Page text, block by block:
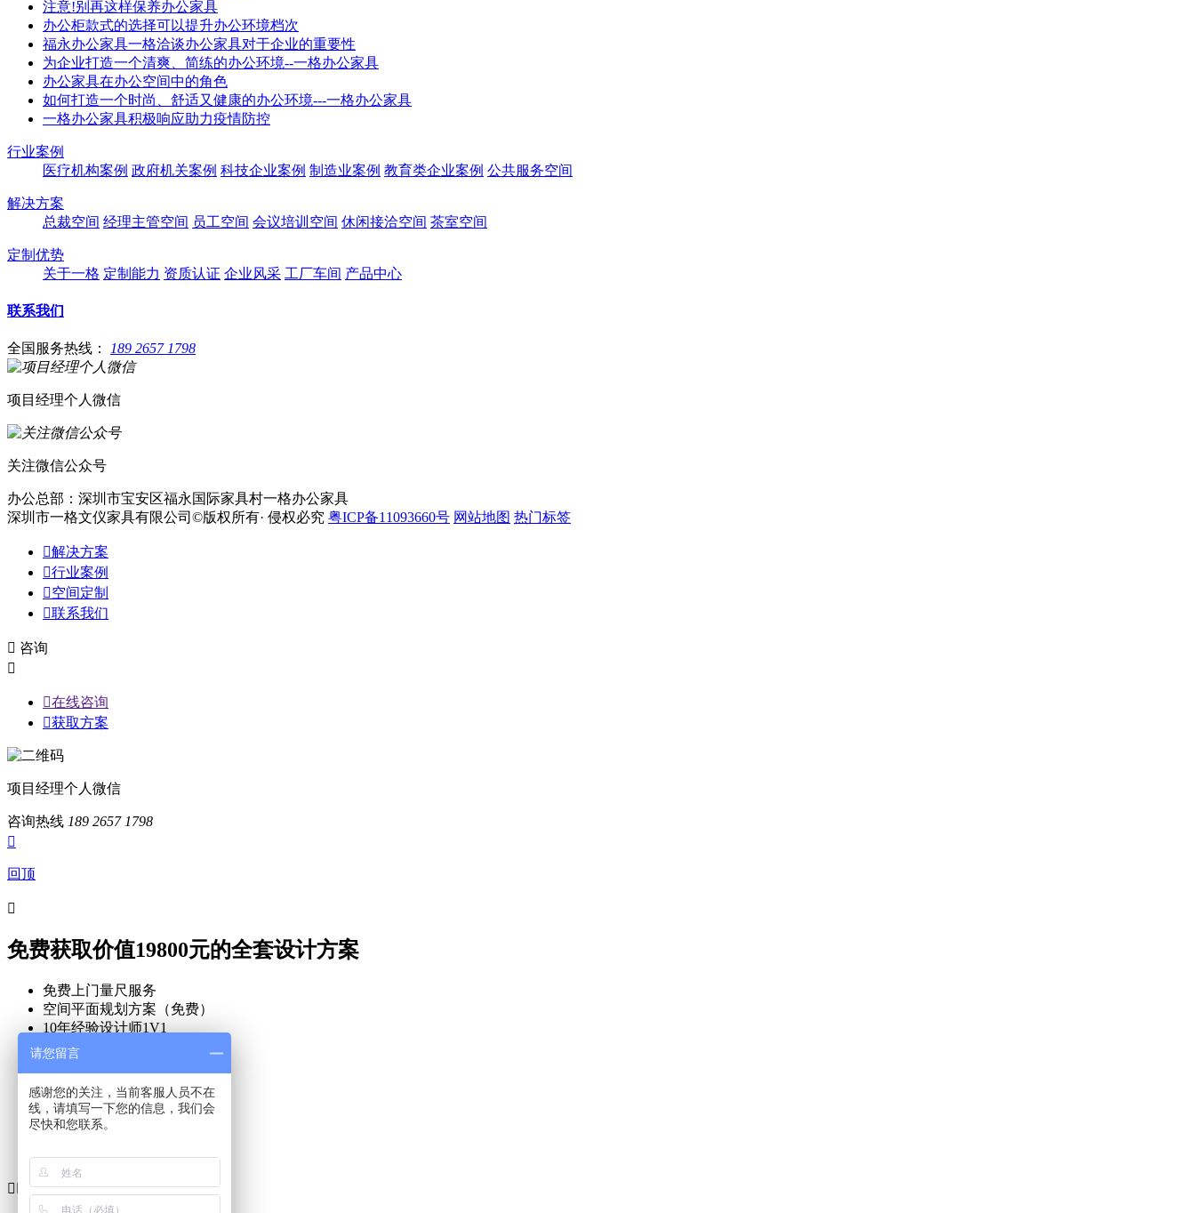
注意!别再这样保养办公家具
办公柜款式的选择可以提升办公环境档次
福永办公家具一格洽谈办公家具对于企业的重要性
为企业打造一个清爽、简练的办公环境--一格办公家具
办公家具在办公空间中的角色
如何打造一个时尚、舒适又健康的办公环境---一格办公家具
一格办公家具积极响应助力疫情防控
行业案例
医疗机构案例 政府机关案例 科技企业案例 制造业案例 教育类企业案例 公共服务空间
解决方案
总裁空间 经理主管空间 员工空间 会议培训空间 休闲接洽空间 茶室空间
定制优势
关于一格 定制能力 资质认证 企业风采 工厂车间 产品中心
联系我们
全国服务热线： 189 2657 1798
项目经理个人微信
关注微信公众号
办公总部：深圳市宝安区福永国际家具村一格办公家具
深圳市一格文仪家具有限公司©版权所有· 侵权必究 粤ICP备11093660号 网站地图 热门标签
解决方案
行业案例
空间定制
联系我们
 咨询

在线咨询
获取方案
项目经理个人微信
咨询热线 189 2657 1798

回顶

免费获取价值19800元的全套设计方案
免费上门量尺服务
空间平面规划方案（免费）
10年经验设计师1V1
空间效果设计方案（免费）
获取方案及报价

请您留言
感谢您的关注，当前客服人员不在
线，请填写一下您的信息，我们会
尽快和您联系。